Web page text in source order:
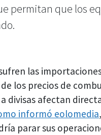
permitan que los
las
los precios de
divisas afectan
informó eolomedia
parar sus